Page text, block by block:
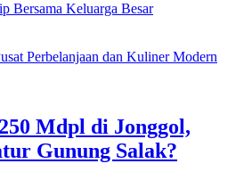
Bersama Keluarga Besar
Perbelanjaan dan Kuliner Modern
Mdpl di Jonggol,
Gunung Salak?